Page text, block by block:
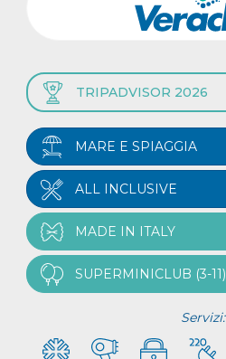
TRIPADVISOR 2026
MARE E SPIAGGIA
ALL INCLUSIVE
MADE IN ITALY
SUPERMINICLUB (3-11)
Servizi: